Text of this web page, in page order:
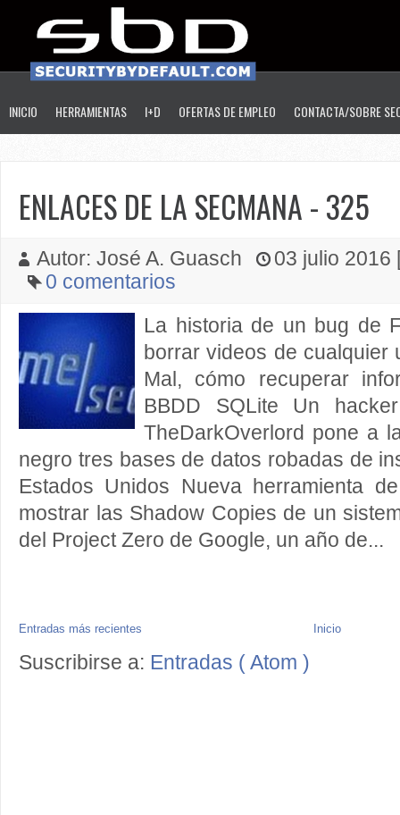
INICIO HERRAMIENTAS I+D OFERTAS DE EMPLEO CONTACTA/SOBRE
ENLACES DE LA SECMANA - 325
Autor: José A. Guasch
03 julio 2016
0 comentarios
La historia de un bug de
borrar videos de cualquier
Mal, cómo recuperar
BBDD SQLite Un
TheDarkOverlord pone a
negro tres bases de datos robadas de
Estados Unidos Nueva herramienta
mostrar las Shadow Copies de un
del Project Zero de Google, un año de...
Entradas más recientes Inicio
Suscribirse a: Entradas ( Atom )